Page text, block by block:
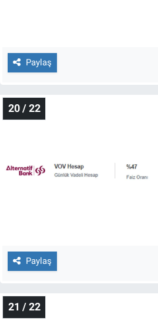
Paylaş
20 / 22
Paylaş
21 / 22